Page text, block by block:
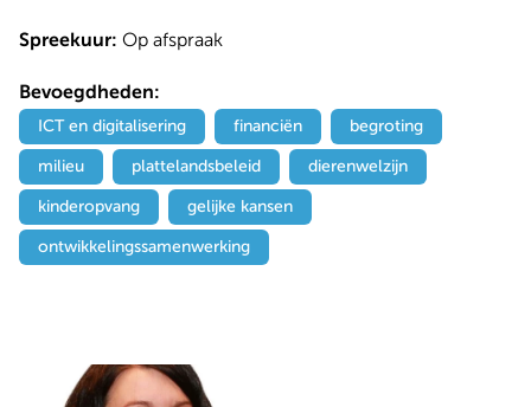
Spreekuur: Op afspraak
Bevoegdheden:
ICT en digitalisering financiën begroting
milieu plattelandsbeleid dierenwelzijn
kinderopvang gelijke kansen
ontwikkelingssamenwerking